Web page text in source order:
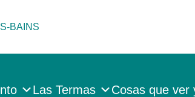
BAINS
Las Termas Cosas que ver